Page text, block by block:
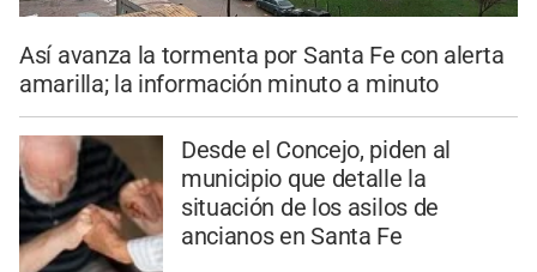
Así avanza la tormenta por Santa Fe con alerta
amarilla; la información minuto a minuto
Desde el Concejo, piden al
municipio que detalle la
situación de los asilos de
ancianos en Santa Fe